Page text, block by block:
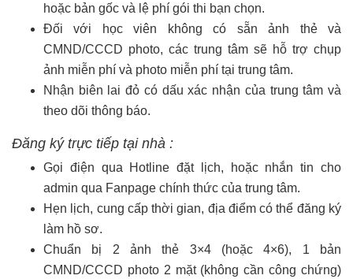
hoặc bản gốc và lệ phí gói thi bạn chọn.
Đối với học viên không có sẵn ảnh thẻ và
CMND/CCCD photo, các trung tâm sẽ hỗ trợ chụp
ảnh miễn phí và photo miễn phí tại trung tâm.
Nhận biên lai đỏ có dấu xác nhận của trung tâm và
theo dõi thông báo.
Đăng ký trực tiếp tại nhà :
Gọi điện qua Hotline đặt lịch, hoặc nhắn tin cho
admin qua Fanpage chính thức của trung tâm.
Hẹn lịch, cung cấp thời gian, địa điểm có thể đăng ký
làm hồ sơ.
Chuẩn bị 2 ảnh thẻ 3×4 (hoặc 4×6), 1 bản
CMND/CCCD photo 2 mặt (không cần công chứng)